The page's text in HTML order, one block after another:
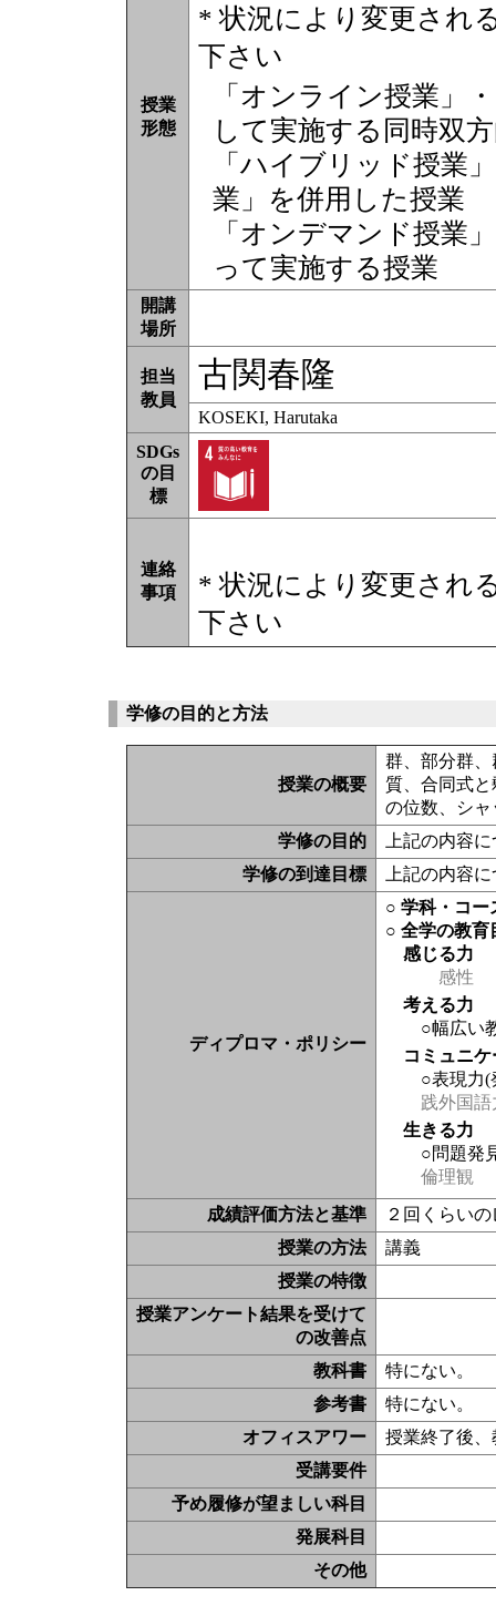
授業
形態
* 状況により変更され
下さい
「オンライン授業」
して実施する同時双
「ハイブリッド授業
業」を併用した授業
「オンデマンド授業
って実施する授業
開講
場所
担当
教員
古関春隆
KOSEKI, Harutaka
SDGs
の目
標
連絡
事項
* 状況により変更され
下さい
学修の目的と方法
授業の概要
群、部分群
質、合同式
の位数、シ
学修の目的
上記の内容
学修の到達目標
上記の内容
ディプロマ・ポリシー
○ 学科・コー
○ 全学の教育
感じる力
感性
考える力
○幅広い
コミュニ
○表現力(
践外国語
生きる力
○問題発
倫理観
成績評価方法と基準
２回くらい
授業の方法
講義
授業の特徴
授業アンケート結果を受けて
の改善点
教科書
特にない。
参考書
特にない。
オフィスアワー
授業終了後
受講要件
予め履修が望ましい科目
発展科目
その他